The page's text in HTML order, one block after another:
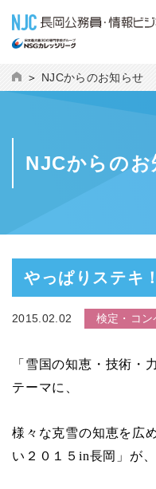
NJCからのお知らせ
NJCからのお
やっぱりステキ
2015.02.02 検定・コン
「雪国の知恵・技術・
テーマに、
様々な克雪の知恵を広
い２０１５ in長岡」が、